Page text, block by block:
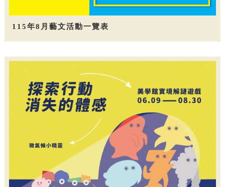
115年8月藝文活動一覽表